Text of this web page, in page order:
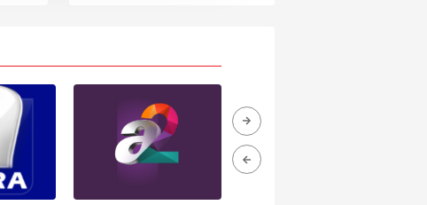
ilişkin detaylı bilgi için Ayarlar
okumak ve sitemizde ilgili